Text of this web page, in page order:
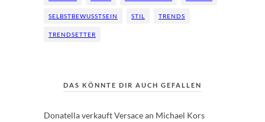
SELBSTBEWUSSTSEIN STIL TRENDS
TRENDSETTER
DAS KÖNNTE DIR AUCH GEFALLEN
Donatella verkauft Versace an Michael Kors